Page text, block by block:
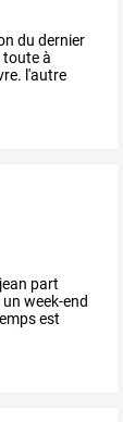
du dernier
touteà
l'autre
part
un week-end
est